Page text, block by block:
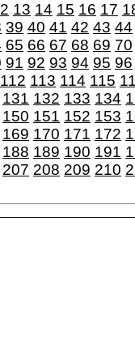
13 14 15 16 17
39 40 41 42 43 44
65 66 67 68 69 70
91 92 93 94 95 96
112 113 114 115
131 132 133 134
150 151 152 153
169 170 171 172
188 189 190 191
207 208 209 210